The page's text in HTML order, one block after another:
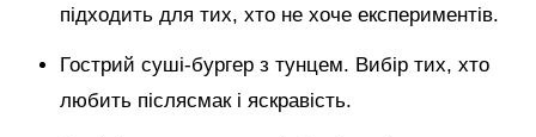
підходить для тих, хто не хоче експериментів.
Гострий суші-бургер з тунцем. Вибір тих, хто
любить післясмак і яскравість.